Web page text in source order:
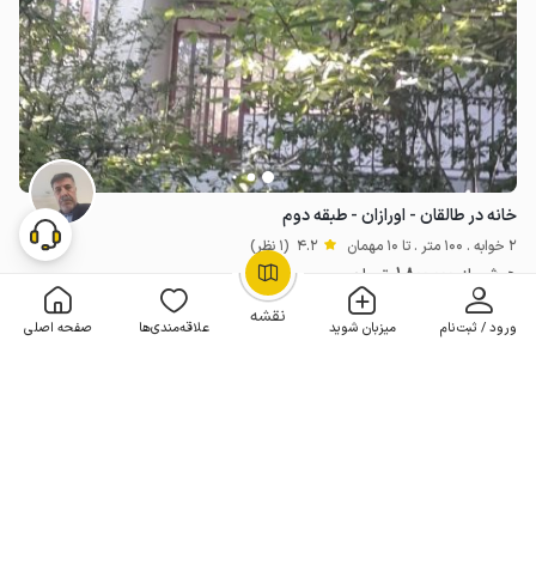
نقشه ورود / ثبت‌نام میزبان شوید علاقه‌مندی‌ها صفحه اصلی
OpenStreetMap
خانه در طالقان - اورازان - طبقه دوم
2 خوابه . 100 متر . تا 10 مهمان 4.2 (1 نظر)
هر شب از
1٬800٬000 تومان
10% تخفیف از 3 شب